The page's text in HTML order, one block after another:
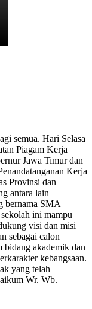
semua. Hari Selasa
Piagam Kerja
Jawa Timur dan
Kerja
Provinsi dan
antara lain
bernama SMA
ini mampu
visi dan misi
sebagai calon
bidang akademik dan
kebangsaan.
yang telah
Wr. Wb.